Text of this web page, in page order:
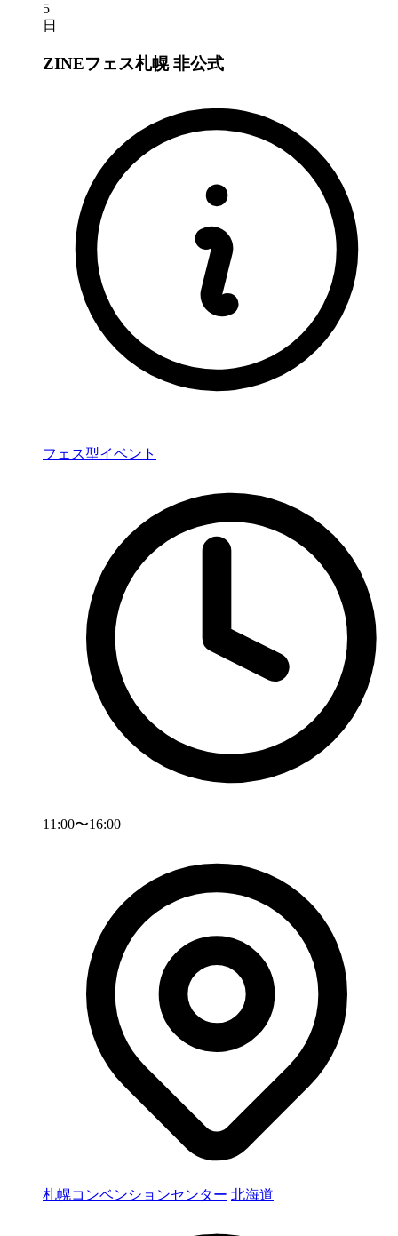
5
日
ZINEフェス札幌 非公式
フェス型イベント
11:00〜16:00
札幌コンベンションセンター 北海道